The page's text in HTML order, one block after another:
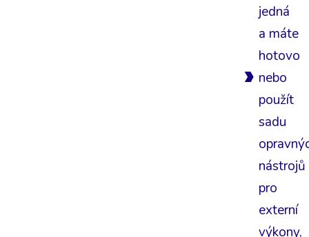
jedná
a máte
hotovo
nebo
použít
sadu
nástrojů
pro
externí
výkony,